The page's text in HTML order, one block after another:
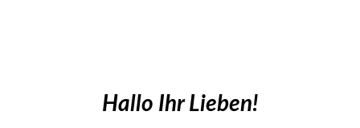
Hallo Ihr Lieben!